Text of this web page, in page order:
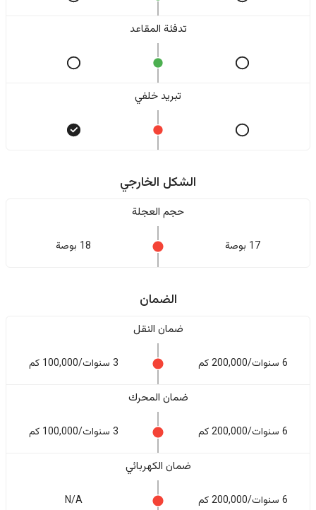
تدفئة المقاعد
تبريد خلفي
الشكل الخارجي
حجم العجلة
17 بوصة 18 بوصة
الضمان
ضمان النقل
6 سنوات/200,000 كم 3 سنوات/100,000 كم
ضمان المحرك
6 سنوات/200,000 كم 3 سنوات/100,000 كم
ضمان الكهربائي
6 سنوات/200,000 كم N/A